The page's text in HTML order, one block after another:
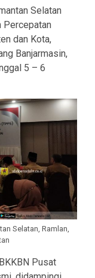
Selatan
Percepatan
dan Kota,
Banjarmasin,
5 – 6
Selatan, Ramlan,
Pusat